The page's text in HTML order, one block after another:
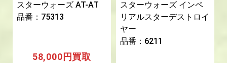
スターウォーズ AT-AT
品番：75313
58,000円買取
スターウォーズ インペ
リアルスターデストロイ
ヤー
品番：6211